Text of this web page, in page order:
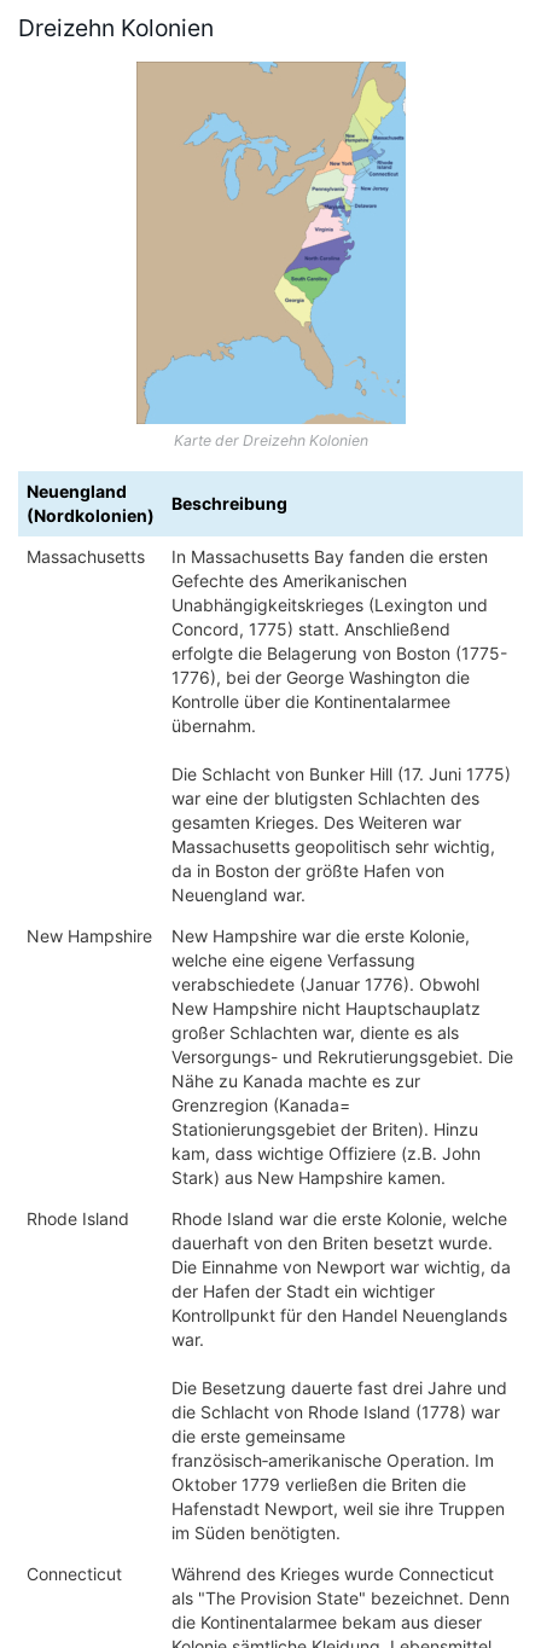
Dreizehn Kolonien
Karte der Dreizehn Kolonien
Neuengland
(Nordkolonien)
Beschreibung
Massachusetts
In Massachusetts Bay fanden die ersten
Gefechte des Amerikanischen
Unabhängigkeitskrieges (Lexington und
Concord, 1775) statt. Anschließend
erfolgte die Belagerung von Boston (1775-
1776), bei der George Washington die
Kontrolle über die Kontinentalarmee
übernahm.
Die Schlacht von Bunker Hill (17. Juni 1775)
war eine der blutigsten Schlachten des
gesamten Krieges. Des Weiteren war
Massachusetts geopolitisch sehr wichtig,
da in Boston der größte Hafen von
Neuengland war.
New Hampshire
New Hampshire war die erste Kolonie,
welche eine eigene Verfassung
verabschiedete (Januar 1776). Obwohl
New Hampshire nicht Hauptschauplatz
großer Schlachten war, diente es als
Versorgungs- und Rekrutierungsgebiet. Die
Nähe zu Kanada machte es zur
Grenzregion (Kanada=
Stationierungsgebiet der Briten). Hinzu
kam, dass wichtige Offiziere (z.B. John
Stark) aus New Hampshire kamen.
Rhode Island
Rhode Island war die erste Kolonie, welche
dauerhaft von den Briten besetzt wurde.
Die Einnahme von Newport war wichtig, da
der Hafen der Stadt ein wichtiger
Kontrollpunkt für den Handel Neuenglands
war.
Die Besetzung dauerte fast drei Jahre und
die Schlacht von Rhode Island (1778) war
die erste gemeinsame
französisch‑amerikanische Operation. Im
Oktober 1779 verließen die Briten die
Hafenstadt Newport, weil sie ihre Truppen
im Süden benötigten.
Connecticut
Während des Krieges wurde Connecticut
als "The Provision State" bezeichnet. Denn
die Kontinentalarmee bekam aus dieser